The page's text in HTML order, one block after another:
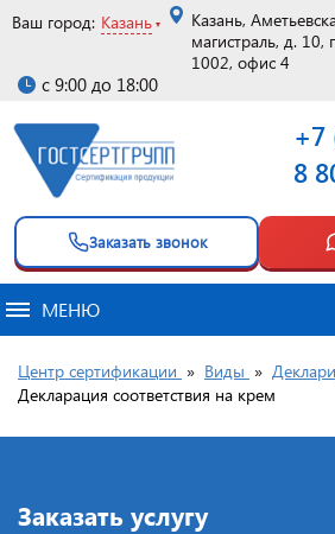
Ваш город: Казань
Казань,
магистраль, д.
1002, офис 4
с 9:00 до 18:00
+7
8
Заказать звонок
МЕНЮ
Центр сертификации » Виды »
Декларация соответствия на крем
Заказать услугу